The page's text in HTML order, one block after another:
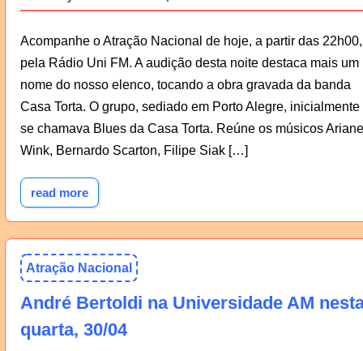
Acompanhe o Atração Nacional de hoje, a partir das 22h00,
pela Rádio Uni FM. A audição desta noite destaca mais um
nome do nosso elenco, tocando a obra gravada da banda
Casa Torta. O grupo, sediado em Porto Alegre, inicialmente
se chamava Blues da Casa Torta. Reúne os músicos Ariane
Wink, Bernardo Scarton, Filipe Siak […]
read more
Atração Nacional
André Bertoldi na Universidade AM
quarta, 30/04